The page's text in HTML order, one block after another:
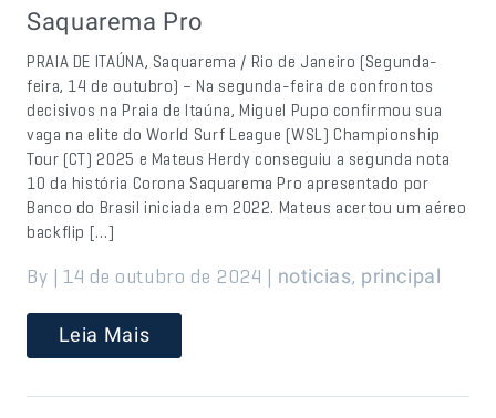
Saquarema Pro
PRAIA DE ITAÚNA, Saquarema / Rio de Janeiro (Segunda-
feira, 14 de outubro) – Na segunda-feira de confrontos
decisivos na Praia de Itaúna, Miguel Pupo confirmou sua
vaga na elite do World Surf League (WSL) Championship
Tour (CT) 2025 e Mateus Herdy conseguiu a segunda nota
10 da história Corona Saquarema Pro apresentado por
Banco do Brasil iniciada em 2022. Mateus acertou um aéreo
backflip […]
By | 14 de outubro de 2024 | noticias, principal
Leia Mais